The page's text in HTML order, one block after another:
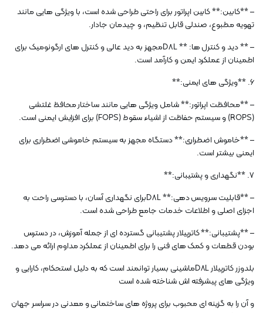
– **کابین:** کابین اپراتور برای راحتی طراحی شده است، با ویژگی هایی مانند
تهویه مطبوع، صندلی قابل تنظیم، و چیدمان جادار.
– ** دید و کنترل ها: ** D8Lمجهز به دید عالی و کنترل های ارگونومیک برای
اطمینان از عملکرد ایمن و کارآمد است.
6. **ویژگی های ایمنی:**
– **محافظت اپراتور:** شامل ویژگی هایی مانند ساختار محافظ غلتشی
(ROPS) و سیستم حفاظت از اشیاء سقوط (FOPS) برای افزایش ایمنی است.
– **خاموش اضطراری:** دستگاه مجهز به سیستم خاموشی اضطراری برای
ایمنی بیشتر است.
7. **نگهداری و پشتیبانی:**
– **قابلیت سرویس دهی:** D8Lبرای نگهداری آسان، با دسترسی راحت به
اجزای اصلی و اطلاعات خدمات جامع طراحی شده است.
– **پشتیبانی:** کاترپیلار پشتیبانی گسترده ای از جمله آموزش، در دسترس
بودن قطعات و کمک های فنی را برای اطمینان از عملکرد مداوم ارائه می دهد.
بلدوزر کاترپیلار D8Lماشینی بسیار توانمند است که به دلیل استحکام، کارایی و
ویژگی های پیشرفته اش شناخته شده است
و آن را به گزینه ای محبوب برای پروژه های ساختمانی و معدنی در سراسر جهان